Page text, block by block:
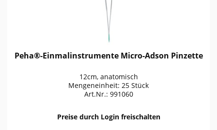
Peha®-Einmalinstrumente Micro-Adson Pinzette
12cm, anatomisch
Mengeneinheit: 25 Stück
Art.Nr.: 991060
Preise durch Login freischalten